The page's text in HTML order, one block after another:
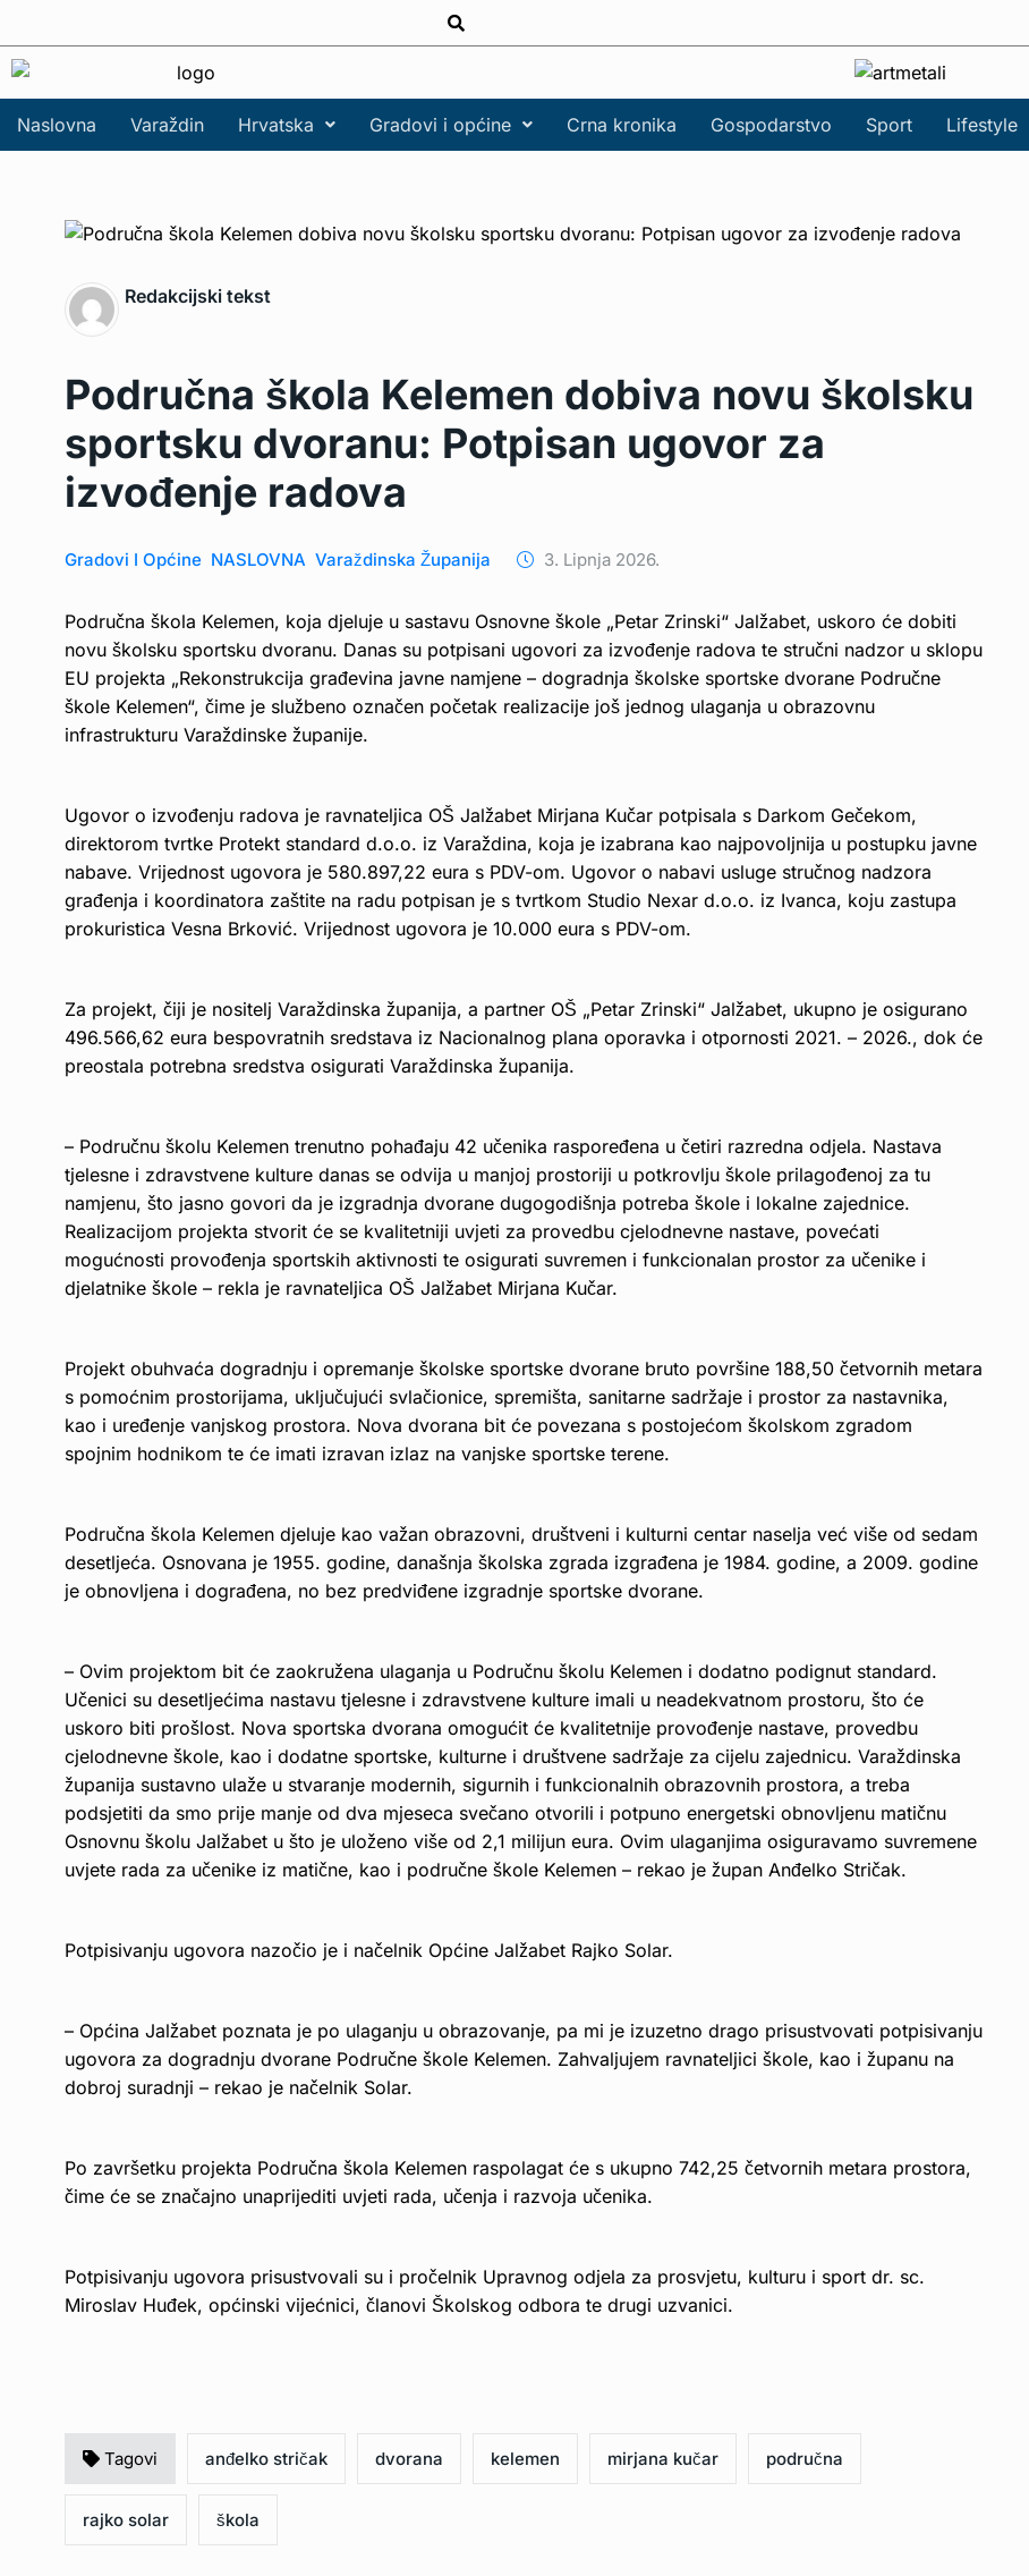
Naslovna Varaždin Hrvatska Gradovi i općine Crna kronika Gospodarstvo Sport Lifestyle
Redakcijski tekst
Područna škola Kelemen dobiva novu školsku
sportsku dvoranu: Potpisan ugovor za
izvođenje radova
Gradovi I Općine NASLOVNA Varaždinska Županija 3. Lipnja 2026.
Područna škola Kelemen, koja djeluje u sastavu Osnovne škole „Petar Zrinski“ Jalžabet, uskoro će dobiti
novu školsku sportsku dvoranu. Danas su potpisani ugovori za izvođenje radova te stručni nadzor u sklopu
EU projekta „Rekonstrukcija građevina javne namjene – dogradnja školske sportske dvorane Područne
škole Kelemen“, čime je službeno označen početak realizacije još jednog ulaganja u obrazovnu
infrastrukturu Varaždinske županije.
Ugovor o izvođenju radova je ravnateljica OŠ Jalžabet Mirjana Kučar potpisala s Darkom Gečekom,
direktorom tvrtke Protekt standard d.o.o. iz Varaždina, koja je izabrana kao najpovoljnija u postupku javne
nabave. Vrijednost ugovora je 580.897,22 eura s PDV-om. Ugovor o nabavi usluge stručnog nadzora
građenja i koordinatora zaštite na radu potpisan je s tvrtkom Studio Nexar d.o.o. iz Ivanca, koju zastupa
prokuristica Vesna Brković. Vrijednost ugovora je 10.000 eura s PDV-om.
Za projekt, čiji je nositelj Varaždinska županija, a partner OŠ „Petar Zrinski“ Jalžabet, ukupno je osigurano
496.566,62 eura bespovratnih sredstava iz Nacionalnog plana oporavka i otpornosti 2021. – 2026., dok će
preostala potrebna sredstva osigurati Varaždinska županija.
– Područnu školu Kelemen trenutno pohađaju 42 učenika raspoređena u četiri razredna odjela. Nastava
tjelesne i zdravstvene kulture danas se odvija u manjoj prostoriji u potkrovlju škole prilagođenoj za tu
namjenu, što jasno govori da je izgradnja dvorane dugogodišnja potreba škole i lokalne zajednice.
Realizacijom projekta stvorit će se kvalitetniji uvjeti za provedbu cjelodnevne nastave, povećati
mogućnosti provođenja sportskih aktivnosti te osigurati suvremen i funkcionalan prostor za učenike i
djelatnike škole – rekla je ravnateljica OŠ Jalžabet Mirjana Kučar.
Projekt obuhvaća dogradnju i opremanje školske sportske dvorane bruto površine 188,50 četvornih metara
s pomoćnim prostorijama, uključujući svlačionice, spremišta, sanitarne sadržaje i prostor za nastavnika,
kao i uređenje vanjskog prostora. Nova dvorana bit će povezana s postojećom školskom zgradom
spojnim hodnikom te će imati izravan izlaz na vanjske sportske terene.
Područna škola Kelemen djeluje kao važan obrazovni, društveni i kulturni centar naselja već više od sedam
desetljeća. Osnovana je 1955. godine, današnja školska zgrada izgrađena je 1984. godine, a 2009. godine
je obnovljena i dograđena, no bez predviđene izgradnje sportske dvorane.
– Ovim projektom bit će zaokružena ulaganja u Područnu školu Kelemen i dodatno podignut standard.
Učenici su desetljećima nastavu tjelesne i zdravstvene kulture imali u neadekvatnom prostoru, što će
uskoro biti prošlost. Nova sportska dvorana omogućit će kvalitetnije provođenje nastave, provedbu
cjelodnevne škole, kao i dodatne sportske, kulturne i društvene sadržaje za cijelu zajednicu. Varaždinska
županija sustavno ulaže u stvaranje modernih, sigurnih i funkcionalnih obrazovnih prostora, a treba
podsjetiti da smo prije manje od dva mjeseca svečano otvorili i potpuno energetski obnovljenu matičnu
Osnovnu školu Jalžabet u što je uloženo više od 2,1 milijun eura. Ovim ulaganjima osiguravamo suvremene
uvjete rada za učenike iz matične, kao i područne škole Kelemen – rekao je župan Anđelko Stričak.
Potpisivanju ugovora nazočio je i načelnik Općine Jalžabet Rajko Solar.
– Općina Jalžabet poznata je po ulaganju u obrazovanje, pa mi je izuzetno drago prisustvovati potpisivanju
ugovora za dogradnju dvorane Područne škole Kelemen. Zahvaljujem ravnateljici škole, kao i županu na
dobroj suradnji – rekao je načelnik Solar.
Po završetku projekta Područna škola Kelemen raspolagat će s ukupno 742,25 četvornih metara prostora,
čime će se značajno unaprijediti uvjeti rada, učenja i razvoja učenika.
Potpisivanju ugovora prisustvovali su i pročelnik Upravnog odjela za prosvjetu, kulturu i sport dr. sc.
Miroslav Huđek, općinski vijećnici, članovi Školskog odbora te drugi uzvanici.
Tagovi anđelko stričak dvorana kelemen mirjana kučar područna
rajko solar škola